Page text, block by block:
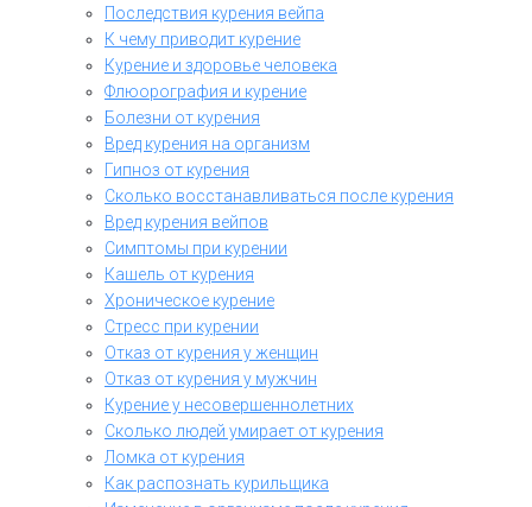
Последствия курения вейпа
К чему приводит курение
Курение и здоровье человека
Флюорография и курение
Болезни от курения
Вред курения на организм
Гипноз от курения
Сколько восстанавливаться после курения
Вред курения вейпов
Симптомы при курении
Кашель от курения
Хроническое курение
Стресс при курении
Отказ от курения у женщин
Отказ от курения у мужчин
Курение у несовершеннолетних
Сколько людей умирает от курения
Ломка от курения
Как распознать курильщика